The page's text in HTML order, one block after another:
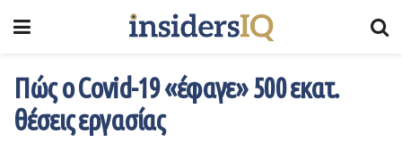
Πώς ο Covid-19 «έφαγε» 500 εκατ.
θέσεις εργασίας